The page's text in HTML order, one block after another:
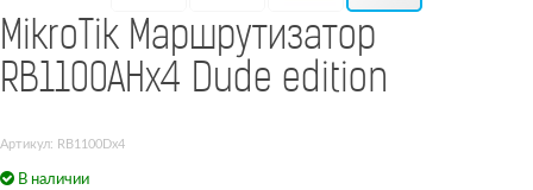
MikroTik Маршрутизатор
RB1100AHx4 Dude edition
Артикул: RB1100Dx4
В наличии